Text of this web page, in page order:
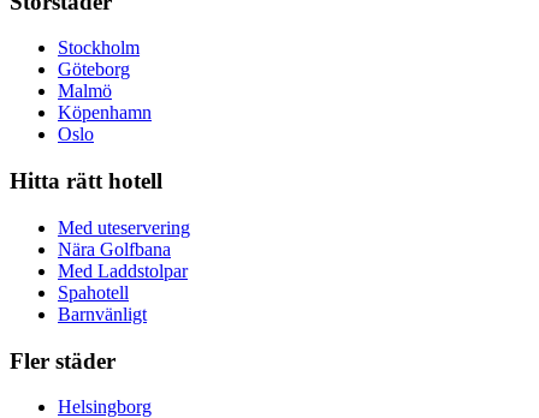
Stockholm
Göteborg
Malmö
Köpenhamn
Oslo
Hitta rätt hotell
Med uteservering
Nära Golfbana
Med Laddstolpar
Spahotell
Barnvänligt
Fler städer
Helsingborg